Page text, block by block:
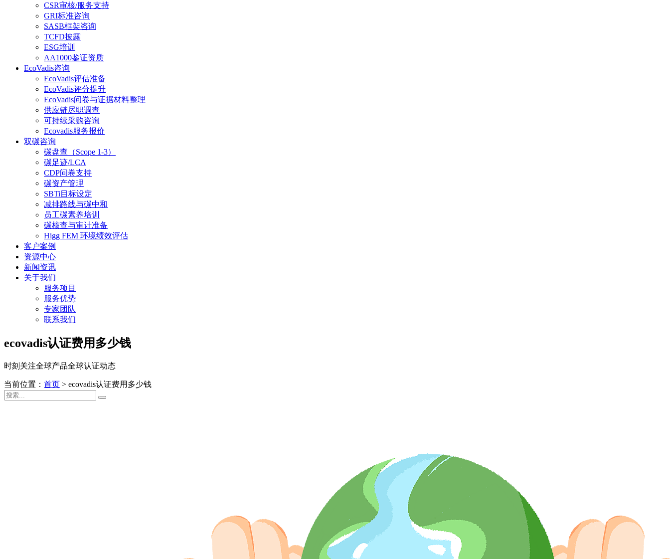
CSR审核/服务支持
GRI标准咨询
SASB框架咨询
TCFD披露
ESG培训
AA1000鉴证资质
EcoVadis咨询
EcoVadis评估准备
EcoVadis评分提升
EcoVadis问卷与证据材料整理
供应链尽职调查
可持续采购咨询
Ecovadis服务报价
双碳咨询
碳盘查（Scope 1-3）
碳足迹/LCA
CDP问卷支持
碳资产管理
SBTi目标设定
减排路线与碳中和
员工碳素养培训
碳核查与审计准备
Higg FEM 环境绩效评估
客户案例
资源中心
新闻资讯
关于我们
服务项目
服务优势
专家团队
联系我们
ecovadis认证费用多少钱
时刻关注全球产品全球认证动态
当前位置： 首页 > ecovadis认证费用多少钱